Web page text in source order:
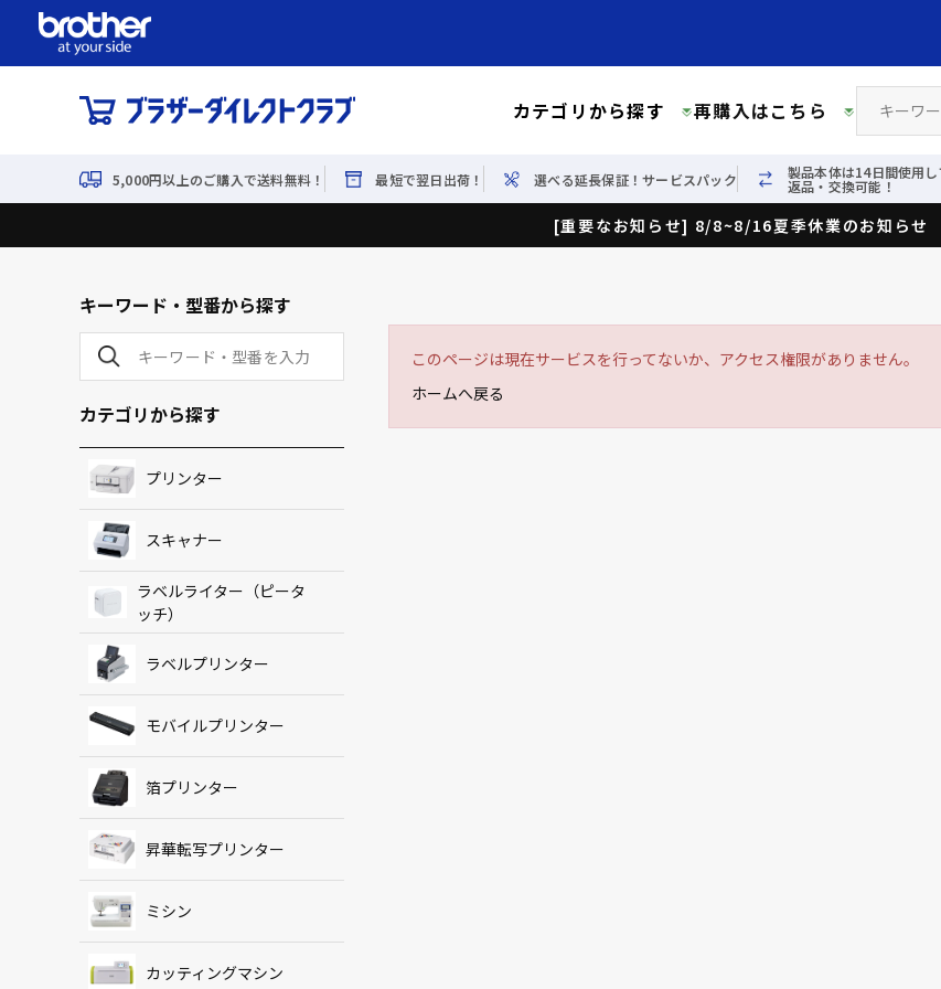
カテゴリから探す 再購入はこちら
5,000円以上のご購入で送料無料！ 最短で翌日出荷！ 選べる延長保証！サービスパック 製品本体は14日間使用し
返品・交換可能！
[重要なお知らせ] 8/8~8/16夏季休業のお知らせ
キーワード・型番から探す
カテゴリから探す
プリンター
スキャナー
ラベルライター（ピータ
ッチ）
ラベルプリンター
モバイルプリンター
箔プリンター
昇華転写プリンター
ミシン
カッティングマシン
このページは現在サービスを行ってないか、アクセス権限がありません。
ホームへ戻る